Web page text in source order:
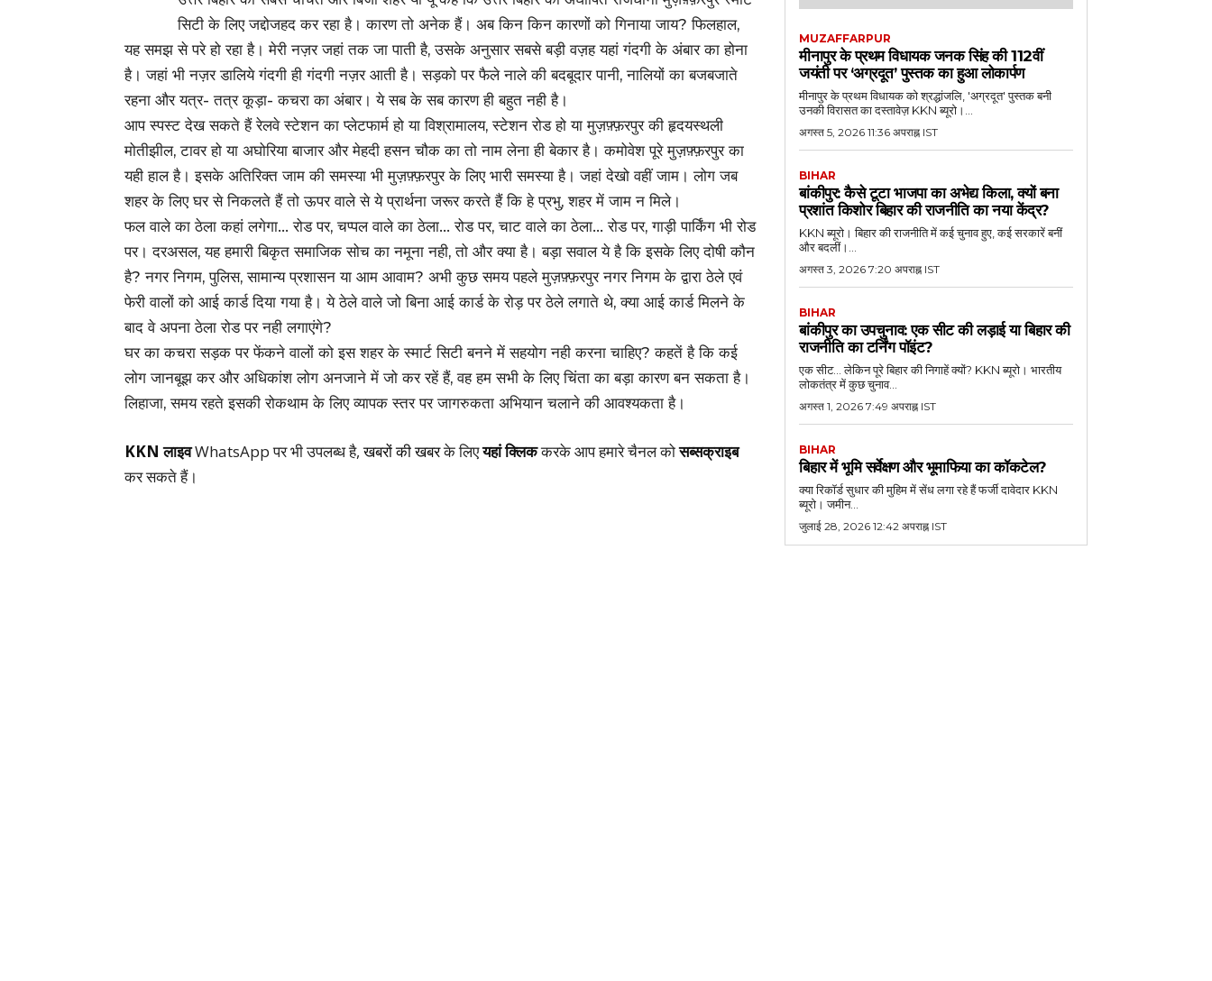
सिटी के लिए जद्दोजहद कर रहा है। कारण तो अनेक हैं। अब किन किन कारणों को गिनाया जाय? फिलहाल,
यह समझ से परे हो रहा है। मेरी नज़र जहां तक जा पाती है, उसके अनुसार सबसे बड़ी वज़ह यहां गंदगी के अंबार का होना
है। जहां भी नज़र डालिये गंदगी ही गंदगी नज़र आती है। सड़को पर फैले नाले की बदबूदार पानी, नालियों का बजबजाते
रहना और यत्र- तत्र कूड़ा- कचरा का अंबार। ये सब के सब कारण ही बहुत नही है।
आप स्पस्ट देख सकते हैं रेलवे स्टेशन का प्लेटफार्म हो या विश्रामालय, स्टेशन रोड हो या मुज़फ़्फ़रपुर की हृदयस्थली
मोतीझील, टावर हो या अघोरिया बाजार और मेहदी हसन चौक का तो नाम लेना ही बेकार है। कमोवेश पूरे मुज़फ़्फ़रपुर का
यही हाल है। इसके अतिरिक्त जाम की समस्या भी मुज़फ़्फ़रपुर के लिए भारी समस्या है। जहां देखो वहीं जाम। लोग जब
शहर के लिए घर से निकलते हैं तो ऊपर वाले से ये प्रार्थना जरूर करते हैं कि हे प्रभु, शहर में जाम न मिले।
फल वाले का ठेला कहां लगेगा… रोड पर, चप्पल वाले का ठेला… रोड पर, चाट वाले का ठेला… रोड पर, गाड़ी पार्किंग भी रोड
पर। दरअसल, यह हमारी बिकृत समाजिक सोच का नमूना नही, तो और क्या है। बड़ा सवाल ये है कि इसके लिए दोषी कौन
है? नगर निगम, पुलिस, सामान्य प्रशासन या आम आवाम? अभी कुछ समय पहले मुज़फ़्फ़रपुर नगर निगम के द्वारा ठेले एवं
फेरी वालों को आई कार्ड दिया गया है। ये ठेले वाले जो बिना आई कार्ड के रोड़ पर ठेले लगाते थे, क्या आई कार्ड मिलने के
बाद वे अपना ठेला रोड पर नही लगाएंगे?
घर का कचरा सड़क पर फेंकने वालों को इस शहर के स्मार्ट सिटी बनने में सहयोग नही करना चाहिए? कहतें है कि कई
लोग जानबूझ कर और अधिकांश लोग अनजाने में जो कर रहें हैं, वह हम सभी के लिए चिंता का बड़ा कारण बन सकता है।
लिहाजा, समय रहते इसकी रोकथाम के लिए व्यापक स्तर पर जागरुकता अभियान चलाने की आवश्यकता है।
KKN लाइवWhatsApp पर भी उपलब्ध है,खबरों की खबरके लिएयहां क्लिककरके आप हमारे चैनल कोसब्सक्राइब
कर सकते हैं।
MUZAFFARPUR
मीनापुर के प्रथम विधायक जनक सिंह की 112वीं
जयंती पर ‘अग्रदूत’ पुस्तक का हुआ लोकार्पण
मीनापुर के प्रथम विधायक को श्रद्धांजलि, 'अग्रदूत' पुस्तक बनी
उनकी विरासत का दस्तावेज़ KKN ब्यूरो।...
अगस्त 5, 2026 11:36 अपराह्न IST
BIHAR
बांकीपुर: कैसे टूटा भाजपा का अभेद्य किला, क्यों बना
प्रशांत किशोर बिहार की राजनीति का नया केंद्र?
KKN ब्यूरो। बिहार की राजनीति में कई चुनाव हुए, कई सरकारें बनीं
और बदलीं।...
अगस्त 3, 2026 7:20 अपराह्न IST
BIHAR
बांकीपुर का उपचुनाव: एक सीट की लड़ाई या बिहार की
राजनीति का टर्निंग पॉइंट?
एक सीट... लेकिन पूरे बिहार की निगाहें क्यों? KKN ब्यूरो। भारतीय
लोकतंत्र में कुछ चुनाव...
अगस्त 1, 2026 7:49 अपराह्न IST
BIHAR
बिहार में भूमि सर्वेक्षण और भूमाफिया का कॉकटेल?
क्या रिकॉर्ड सुधार की मुहिम में सेंध लगा रहे हैं फर्जी दावेदार KKN
ब्यूरो। जमीन...
जुलाई 28, 2026 12:42 अपराह्न IST